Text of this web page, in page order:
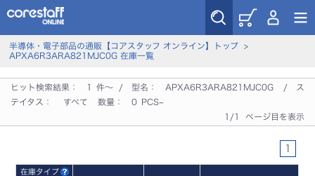
半導体・電子部品の通販【コアスタッフ オンライン】トップ>
APXA6R3ARA821MJC0G 在庫一覧
ヒット検索結果： 1 件～ / 型名： APXA6R3ARA821MJC0G
/ ス
テイタス：
すべて 数量： 0 PCS~
1/1 ページ目を表示
1
在庫タイプ